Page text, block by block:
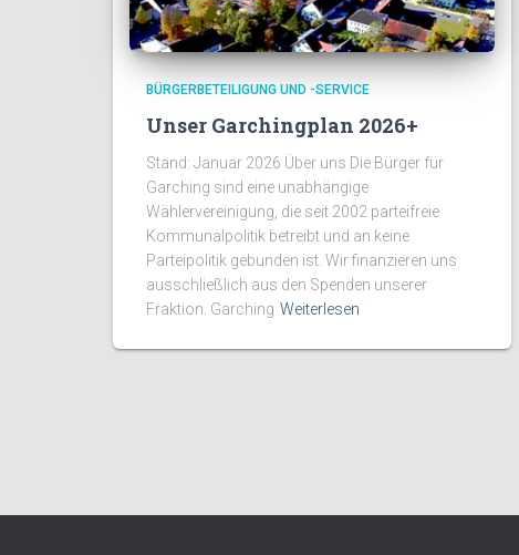
BÜRGERBETEILIGUNG UND -SERVICE
Unser Garchingplan 2026+
Stand: Januar 2026 Über uns Die Bürger für
Garching sind eine unabhängige
Wählervereinigung, die seit 2002 parteifreie
Kommunalpolitik betreibt und an keine
Parteipolitik gebunden ist. Wir finanzieren uns
ausschließlich aus den Spenden unserer
Fraktion. Garching Weiterlesen